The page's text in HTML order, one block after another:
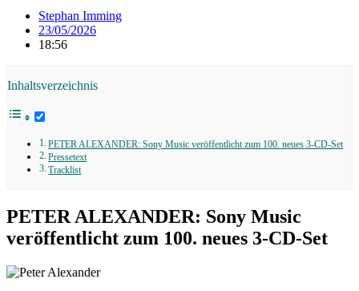
Stephan Imming
23/05/2026
18:56
Inhaltsverzeichnis
PETER ALEXANDER: Sony Music veröffentlicht zum 100. neues 3-CD-Set
Pressetext
Tracklist
PETER ALEXANDER: Sony Music
veröffentlicht zum 100. neues 3-CD-Set